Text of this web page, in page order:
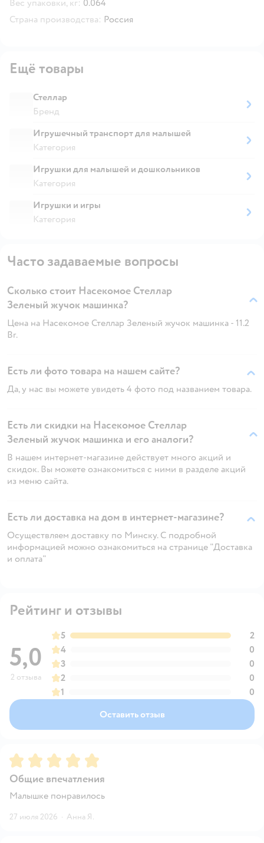
Вес упаковки, кг: 0.064
Страна производства: Россия
Ещё товары
Стеллар
Бренд
Игрушечный транспорт для малышей
Категория
Игрушки для малышей и дошкольников
Категория
Игрушки и игры
Категория
Часто задаваемые вопросы
Сколько стоит Насекомое Стеллар
Зеленый жучок машинка?
Цена на Насекомое Стеллар Зеленый жучок машинка - 11.2
Br.
Есть ли фото товара на нашем сайте?
Да, у нас вы можете увидеть 4 фото под названием товара.
Есть ли скидки на Насекомое Стеллар
Зеленый жучок машинка и его аналоги?
В нашем интернет-магазине действует много акций и
скидок. Вы можете ознакомиться с ними в разделе акций
из меню сайта.
Есть ли доставка на дом в интернет-магазине?
Осуществляем доставку по Минску. С подробной
информацией можно ознакомиться на странице "Доставка
и оплата"
Рейтинг и отзывы
5,0
2 отзыва
5
2
4
0
3
0
2
0
1
0
Оставить отзыв
Рейтинг:5
Общие впечатления
Малышке понравилось
27 июля 2026 · Анна Я.